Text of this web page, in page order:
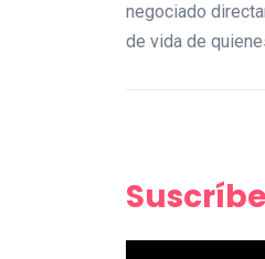
negociado
de vida de